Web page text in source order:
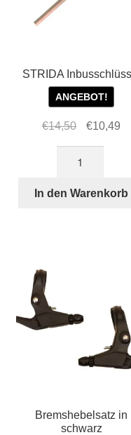
STRIDA
ANGEBOT!
€14,50
war:
€10,49
Menge
In den Warenkorb
Bremshebelsatz in
schwarz